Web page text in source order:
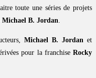
toute une séries de projets
Michael B. Jordan.
Michael B. Jordan et
pour la franchise Rocky